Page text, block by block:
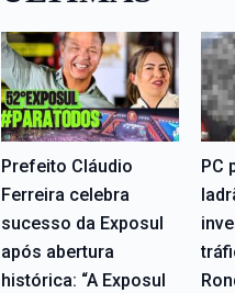
Prefeito Cláudio
Ferreira celebra
sucesso da Exposul
após abertura
histórica: “A Exposul
PC